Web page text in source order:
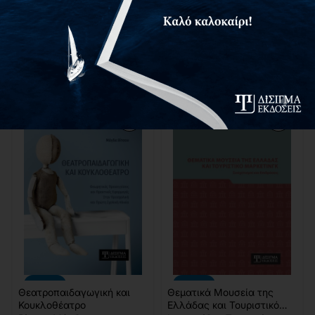
22,50€ 25,00€
ΠΡΟΣΘΉΚΗ
Διαθέσιμο
Θεατροπαιδαγωγική και
Κουκλοθέατρο
Θεματικά Μουσεία της
Ελλάδας και Τουριστικό